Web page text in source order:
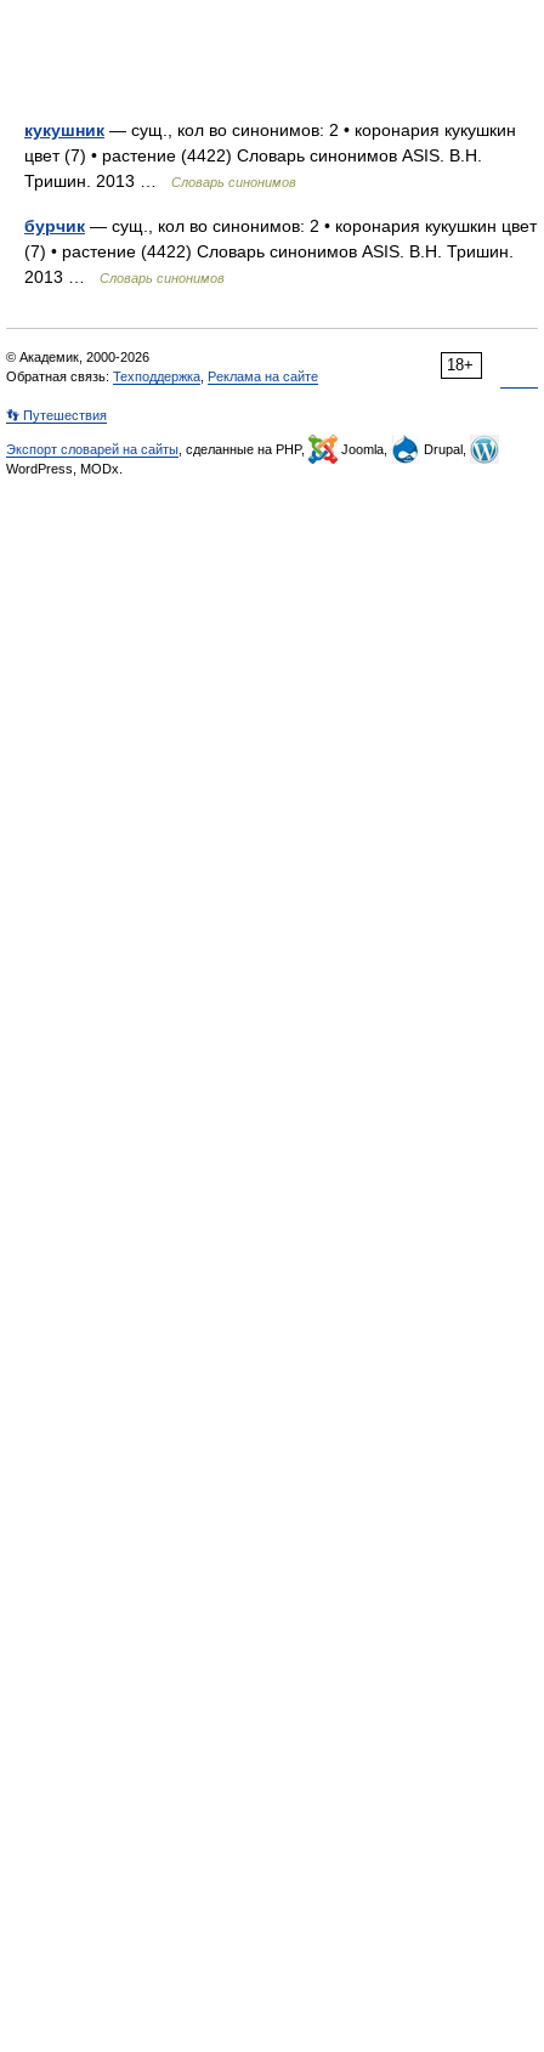
кукушник — сущ., кол во синонимов: 2 • коронария кукушкин
цвет (7) • растение (4422) Словарь синонимов ASIS. В.Н.
Тришин. 2013 …
Словарь синонимов
бурчик — сущ., кол во синонимов: 2 • коронария кукушкин цвет
(7) • растение (4422) Словарь синонимов ASIS. В.Н. Тришин.
2013 …
Словарь синонимов
18+
© Академик, 2000-2026
Обратная связь: Техподдержка Реклама на сайте
👣 Путешествия
Экспорт словарей на сайты , сделанные на PHP, Joomla,
Drupal,
WordPress, MODx.